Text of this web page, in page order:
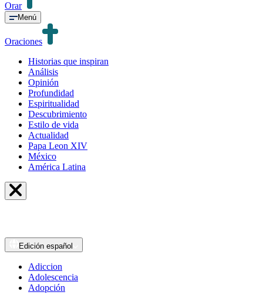
Orar
Menú
Oraciones
Historias que inspiran
Análisis
Opinión
Profundidad
Espiritualidad
Descubrimiento
Estilo de vida
Actualidad
Papa Leon XIV
México
América Latina
Edición español
Adiccion
Adolescencia
Adopción